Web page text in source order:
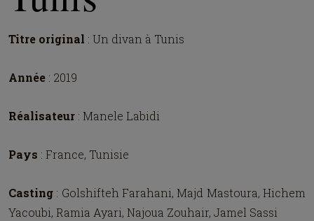
Titre original : Un divan à Tunis
Année : 2019
Réalisateur : Manele Labidi
Pays : France, Tunisie
Casting : Golshifteh Farahani, Majd Mastoura, Hichem
Yacoubi, Ramia Ayari, Najoua Zouhair, Jamel Sassi